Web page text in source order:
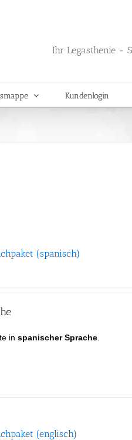
Ihr Legasthenie -
Kundenlogin
(spanisch)
inspanischer Sprache
(englisch)